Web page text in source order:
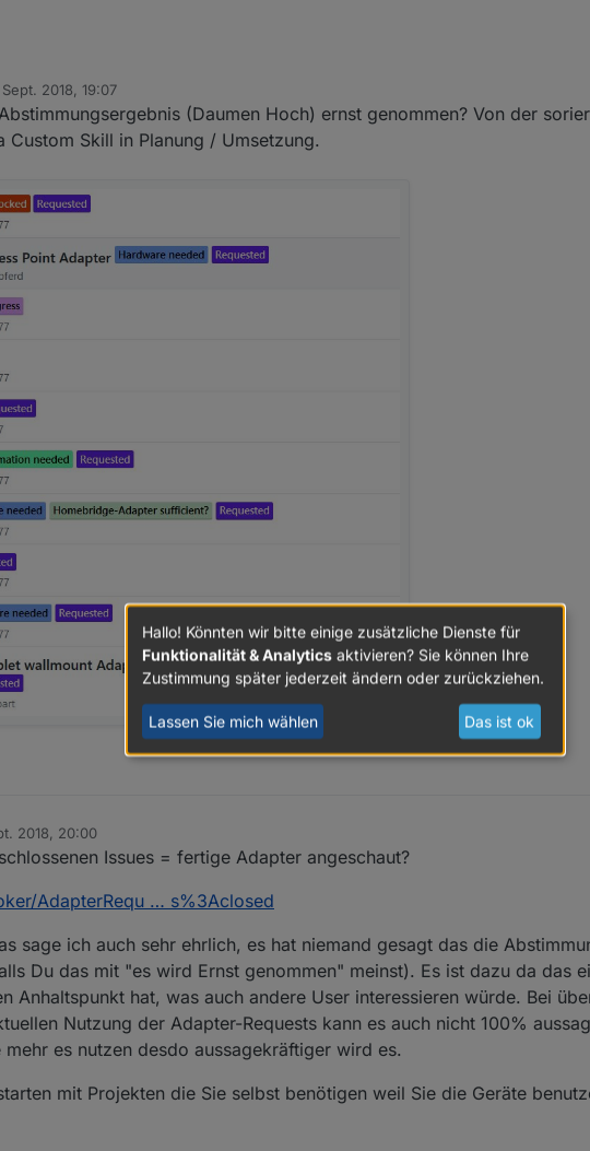
2018, 19:07
(Daumen Hoch) ernst genommen? Von der
Custom Skill in Planung / Umsetzung.
2018, 20:00
Issues = fertige Adapter angeschaut?
AdapterRequ … s%3Aclosed
sage ich auch sehr ehrlich, es hat niemand gesagt das die
Du das mit "es wird Ernst genommen" meinst). Es ist dazu da das
Anhaltspunkt hat, was auch andere User interessieren würde. Bei
Nutzung der Adapter-Requests kann es auch nicht 100%
es nutzen desdo aussagekräftiger wird es.
mit Projekten die Sie selbst benötigen weil Sie die Geräte
Hallo! Könnten wir bitte einige zusätzliche Dienste für
Funktionalität & Analytics aktivieren? Sie können Ihre
Zustimmung später jederzeit ändern oder zurückziehen.
Lassen Sie mich wählen Das ist ok